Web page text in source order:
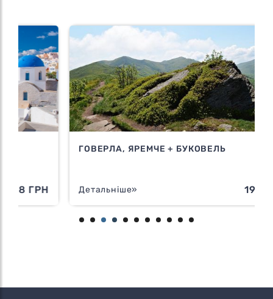
ГОВЕРЛА, ЯРЕМЧЕ + БУКОВЕЛЬ
Детальніше»